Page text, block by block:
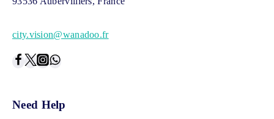
city.vision@wanadoo.fr
Need Help